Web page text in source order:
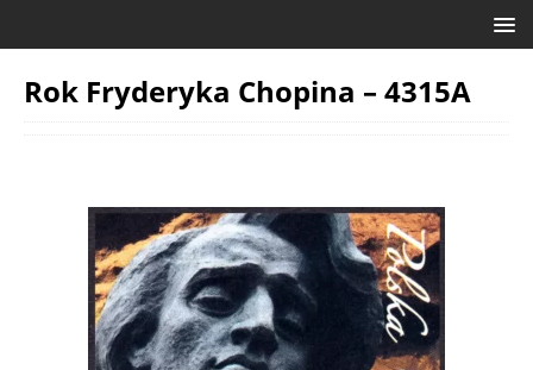
Rok Fryderyka Chopina – 4315A